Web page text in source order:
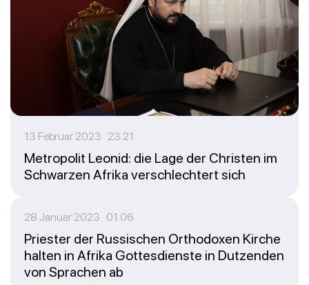
13 Februar 2023 23:21
Metropolit Leonid: die Lage der Christen im
Schwarzen Afrika verschlechtert sich
28 Januar 2023 01:06
Priester der Russischen Orthodoxen Kirche
halten in Afrika Gottesdienste in Dutzenden
von Sprachen ab